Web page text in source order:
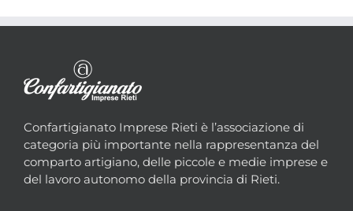
Confartigianato Imprese Rieti è l’associazione di
categoria più importante nella rappresentanza del
comparto artigiano, delle piccole e medie imprese e
del lavoro autonomo della provincia di Rieti.